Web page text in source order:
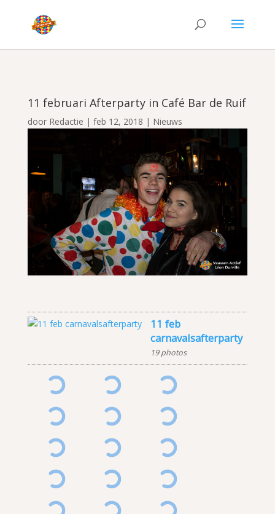
11 februari Afterparty in Café Bar de Ruif
door Redactie | feb 12, 2018 | Nieuws
11 feb
carnavalsafterparty
19 photos